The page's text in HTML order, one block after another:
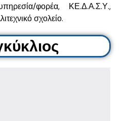
φορέα, ΚΕ.Δ.Α.Σ.Υ.,
σχολείο.